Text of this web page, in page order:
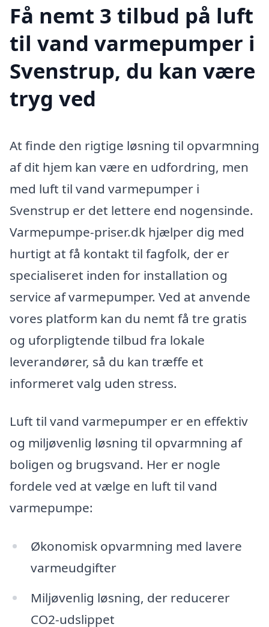
Få nemt 3 tilbud på luft
til vand varmepumper i
Svenstrup, du kan være
tryg ved
At finde den rigtige løsning til opvarmning
af dit hjem kan være en udfordring, men
med luft til vand varmepumper i
Svenstrup er det lettere end nogensinde.
Varmepumpe-priser.dk hjælper dig med
hurtigt at få kontakt til fagfolk, der er
specialiseret inden for installation og
service af varmepumper. Ved at anvende
vores platform kan du nemt få tre gratis
og uforpligtende tilbud fra lokale
leverandører, så du kan træffe et
informeret valg uden stress.
Luft til vand varmepumper er en effektiv
og miljøvenlig løsning til opvarmning af
boligen og brugsvand. Her er nogle
fordele ved at vælge en luft til vand
varmepumpe:
Økonomisk opvarmning med lavere
varmeudgifter
Miljøvenlig løsning, der reducerer
CO2-udslippet